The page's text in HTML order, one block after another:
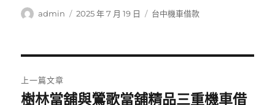
作
admin
發
2025 年 7 月 19 日
分
台中機車借款
章
上一篇文章
上
樹林當舖與鶯歌當舖精品三重機車借